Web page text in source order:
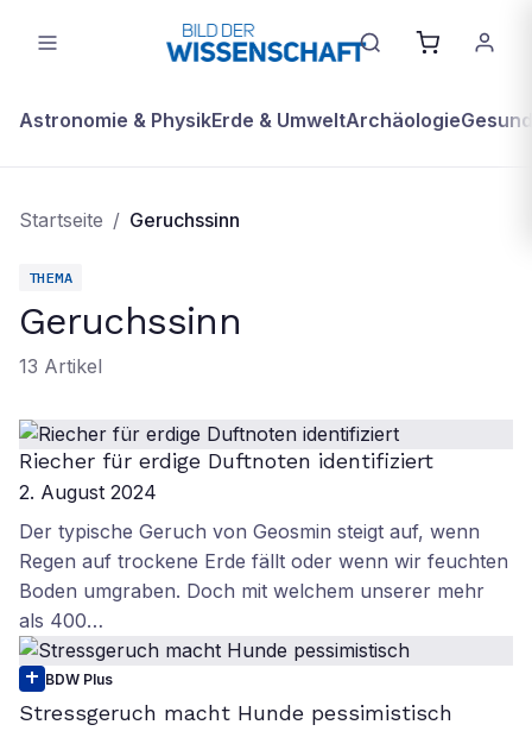
Astronomie & PhysikErde & UmweltArchäologie
Startseite / Geruchssinn
THEMA
Geruchssinn
13 Artikel
Riecher für erdige Duftnoten identifiziert
2. August 2024
Der typische Geruch von Geosmin steigt auf, wenn
Regen auf trockene Erde fällt oder wenn wir feuchten
Boden umgraben. Doch mit welchem unserer mehr
als 400…
BDW Plus
Stressgeruch macht Hunde pessimistisch